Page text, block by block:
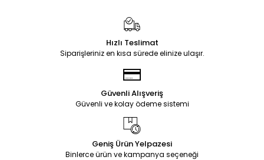
Hızlı Teslimat
Siparişleriniz en kısa sürede elinize ulaşır.
Güvenli Alışveriş
Güvenli ve kolay ödeme sistemi
Geniş Ürün Yelpazesi
Binlerce ürün ve kampanya seçeneği